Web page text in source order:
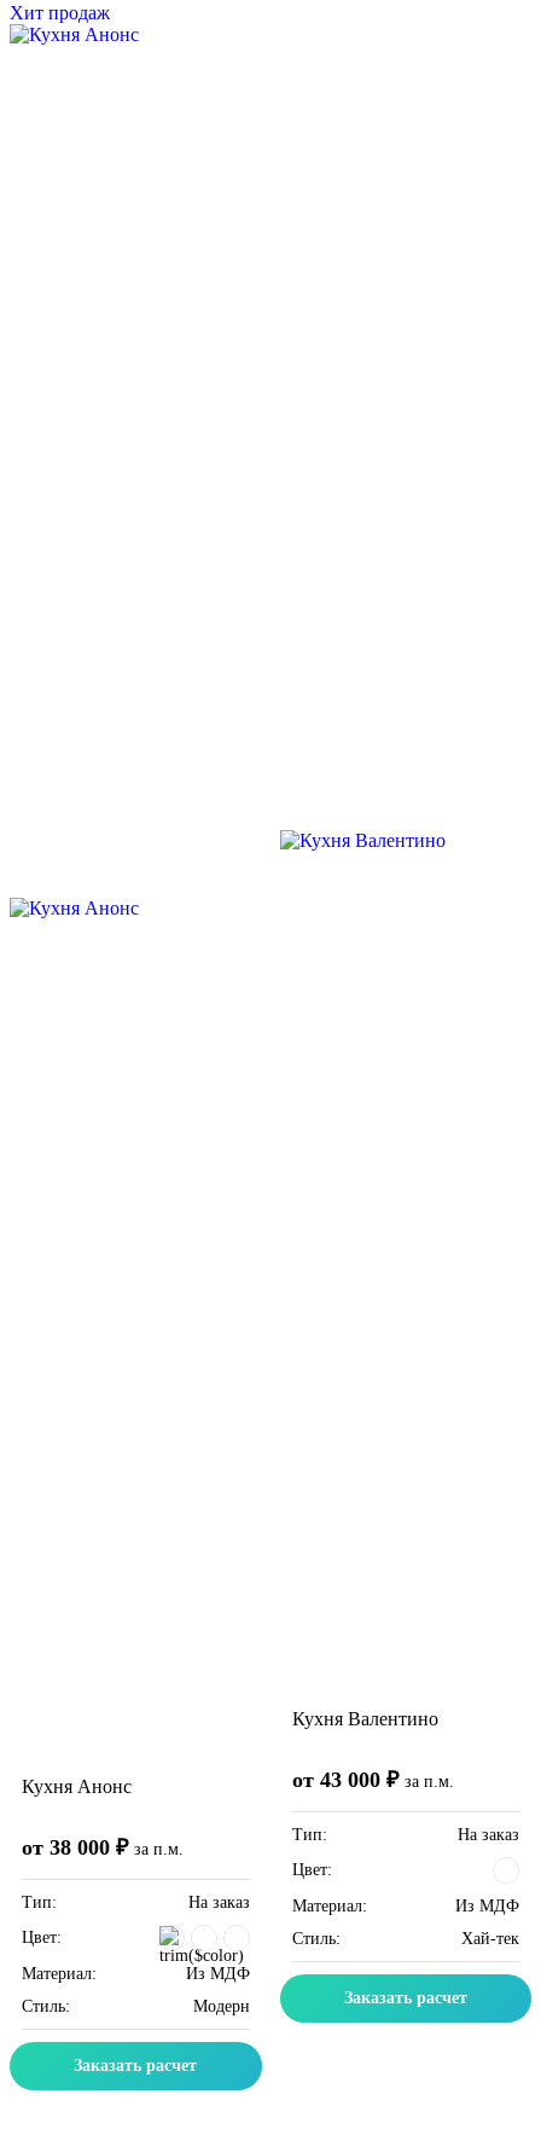
Хит продаж
Кухня Анонс
от 38 000 ₽ за п.м.
Тип:
На заказ
Цвет:
Материал:
Из МДФ
Стиль:
Модерн
Заказать расчет
Кухня Валентино
от 43 000 ₽ за п.м.
Тип:
На заказ
Цвет:
Материал:
Из МДФ
Стиль:
Хай-тек
Заказать расчет